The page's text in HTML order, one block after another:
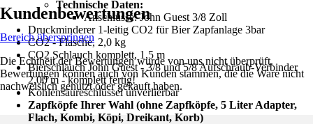
Technische Daten:
Anschlüsse: John Guest 3/8 Zoll
Druckminderer 1-leitig CO2 für Bier Zapfanlage 3bar
CO2 - Flasche, 2,0 kg
CO2 Schlauch komplett, 1,5 m
Bierschlauch John Guest - 3/8 und 5/8 Aufschraub-Verbinder
2,00 m - komplett fertig!
Kohlensäureschlüssel unverlierbar
Zapfköpfe Ihrer Wahl (ohne Zapfköpfe, 5 Liter Adapter,
Flach, Kombi, Köpi, Dreikant, Korb)
Kundenbewertungen
Bereich überspringen
Die Echtheit der Bewertungen wurde von uns nicht überprüft.
Bewertungen können auch von Kunden stammen, die die Ware nicht
nachweislich genutzt oder gekauft haben.